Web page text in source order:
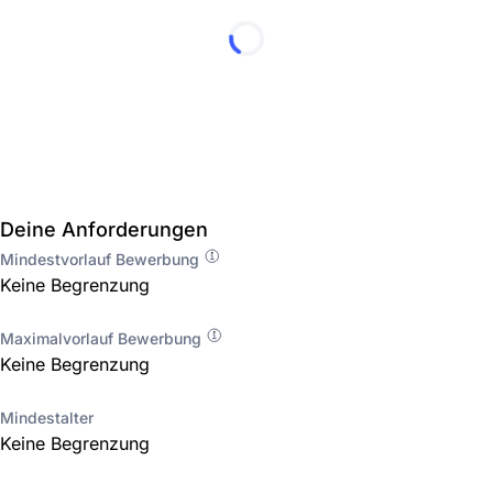
Deine Anforderungen
Mindestvorlauf Bewerbung
Keine Begrenzung
Maximalvorlauf Bewerbung
Keine Begrenzung
Mindestalter
Keine Begrenzung